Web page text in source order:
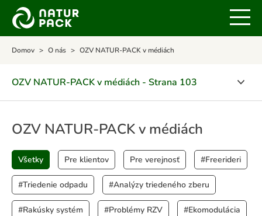
Domov O nás OZV NATUR-PACK v médiách
OZV NATUR-PACK v médiách - Strana 103
Certifikáty
POLITIKA INTEGROVANÉHO MANAŽÉRSKEHO
SYSTÉMU
Ocenenia
OZV NATUR-PACK v médiách
Všetky Pre klientov Pre verejnosť #Freerideri
#Triedenie odpadu #Analýzy triedeného zberu
#Rakúsky systém #Problémy RZV #Ekomodulácia